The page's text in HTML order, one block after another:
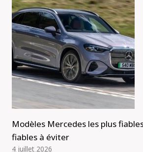
Modèles Mercedes les plus
fiables à éviter
4 juillet 2026